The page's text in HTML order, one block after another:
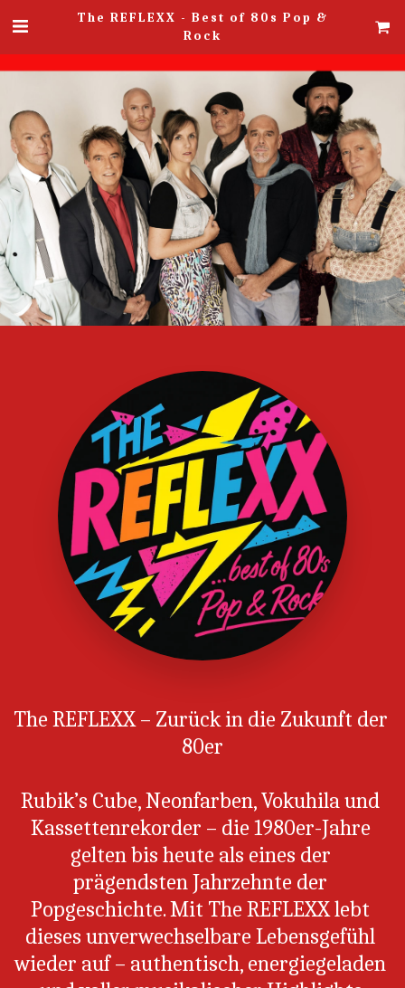
The REFLEXX - Best of 80s Pop &
Rock
The REFLEXX – Zurück in die Zukunft der
80er
Rubik’s Cube, Neonfarben, Vokuhila und
Kassettenrekorder – die 1980er-Jahre
gelten bis heute als eines der
prägendsten Jahrzehnte der
Popgeschichte. Mit The REFLEXX lebt
dieses unverwechselbare Lebensgefühl
wieder auf – authentisch, energiegeladen